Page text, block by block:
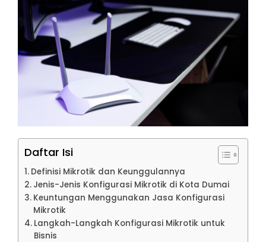
Daftar Isi
Definisi Mikrotik dan Keunggulannya
Jenis-Jenis Konfigurasi Mikrotik di Kota Dumai
Keuntungan Menggunakan Jasa Konfigurasi
Mikrotik
Langkah-Langkah Konfigurasi Mikrotik untuk
Bisnis